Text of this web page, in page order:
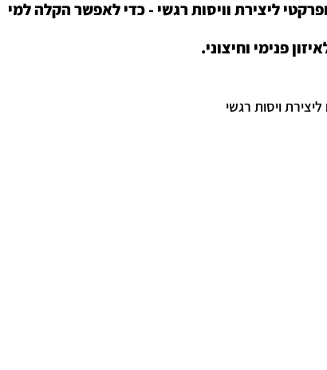
ליצירת וויסות רגשי - כדי לאפשר הקלה למי
פנימי וחיצוני.